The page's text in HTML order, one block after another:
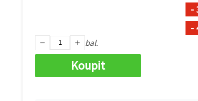
-
-
bal.
Koupit